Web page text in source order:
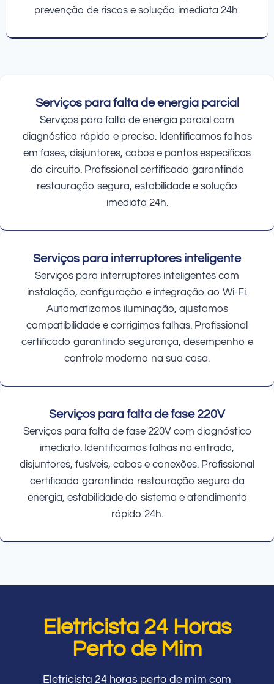
prevenção de riscos e solução imediata 24h.
Serviços para falta de energia parcial
Serviços para falta de energia parcial com
diagnóstico rápido e preciso. Identificamos falhas
em fases, disjuntores, cabos e pontos específicos
do circuito. Profissional certificado garantindo
restauração segura, estabilidade e solução
imediata 24h.
Serviços para interruptores inteligente
Serviços para interruptores inteligentes com
instalação, configuração e integração ao Wi-Fi.
Automatizamos iluminação, ajustamos
compatibilidade e corrigimos falhas. Profissional
certificado garantindo segurança, desempenho e
controle moderno na sua casa.
Serviços para falta de fase 220V
Serviços para falta de fase 220V com diagnóstico
imediato. Identificamos falhas na entrada,
disjuntores, fusíveis, cabos e conexões. Profissional
certificado garantindo restauração segura da
energia, estabilidade do sistema e atendimento
rápido 24h.
Eletricista 24 Horas
Perto de Mim
Eletricista 24 horas perto de mim com